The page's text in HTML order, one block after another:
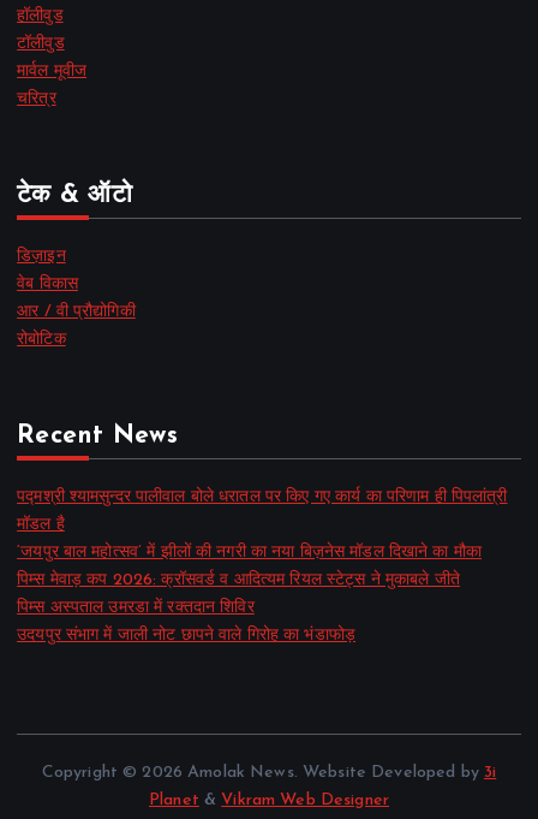
हॉलीवुड
टॉलीवुड
मार्वल मूवीज
चरित्र
टेक & ऑटो
डिज़ाइन
वेब विकास
आर / वी प्रौद्योगिकी
रोबोटिक
Recent News
पद्मश्री श्यामसुन्दर पालीवाल बोले धरातल पर किए गए कार्य का परिणाम ही पिपलांत्री
मॉडल है
‘जयपुर बाल महोत्सव’ में झीलों की नगरी का नया बिज़नेस मॉडल दिखाने का मौका
पिम्स मेवाड़ कप 2026: क्रॉसवर्ड व आदित्यम रियल स्टेट्स ने मुकाबले जीते
पिम्स अस्पताल उमरडा में रक्तदान शिविर
उदयपुर संभाग में जाली नोट छापने वाले गिरोह का भंडाफोड़
Copyright © 2026 Amolak News. Website Developed by 3i
Planet &Vikram Web Designer